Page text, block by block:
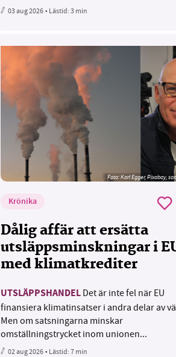
03 aug 2026• Lästid:3 min
Foto:Karl Egger, Pixabay,
Krönika
Dålig affär att ersätta
utsläppsminskningar i
med klimatkrediter
UTSLÄPPSHANDEL Det är inte fel när EU
finansiera klimatinsatser i andra delar av
Men om satsningarna minskar
omställningstrycket inom unionen...
02 aug 2026• Lästid:7 min